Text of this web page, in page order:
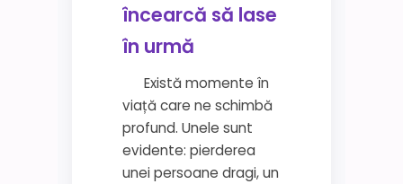
încearcă să lase
în urmă
Există momente în
viață care ne schimbă
profund. Unele sunt
evidente: pierderea
unei persoane dragi, un